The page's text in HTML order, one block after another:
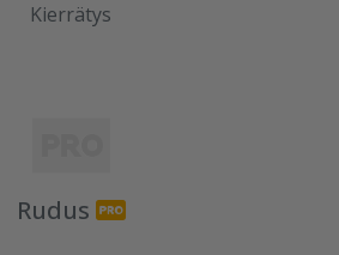
Kierrätys
Rudus